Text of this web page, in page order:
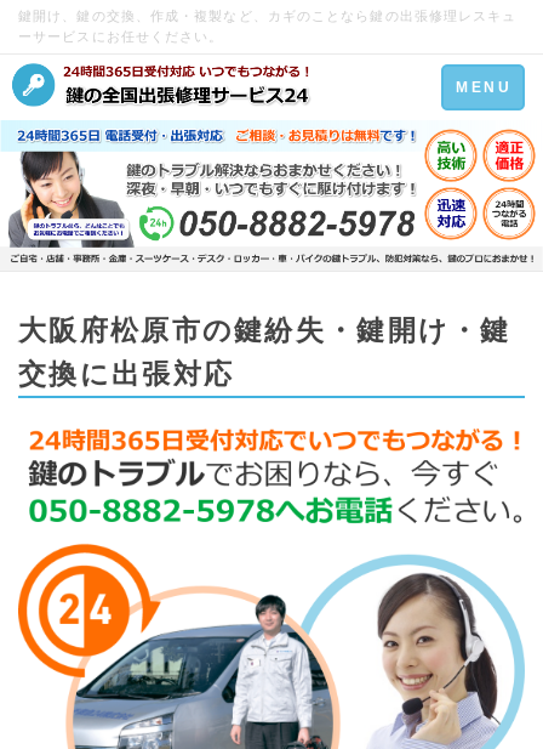
鍵開け、鍵の交換、作成・複製など、カギのことなら鍵の出張修理レスキュ
ーサービスにお任せください。
Toggle
navigation
MENU
大阪府松原市の鍵紛失・鍵開け・鍵
交換に出張対応